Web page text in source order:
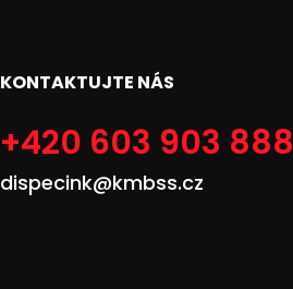
KONTAKTUJTE NÁS
+420 603 903 888
dispecink@kmbss.cz